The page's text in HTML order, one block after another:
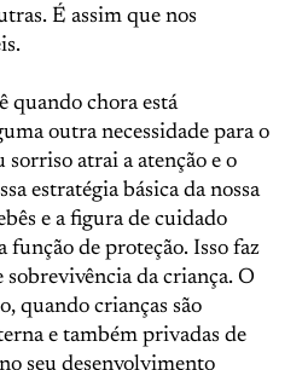
É assim que nos
quando chora está
outra necessidade para o
atrai a atenção e o
estratégia básica da nossa
e a figura de cuidado
função de proteção. Isso faz
sobrevivência da criança. O
quando crianças são
e também privadas de